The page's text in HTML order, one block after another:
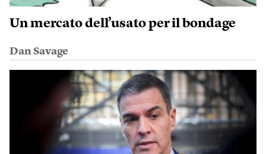
Un mercato dell’usato per il bondage
Dan Savage